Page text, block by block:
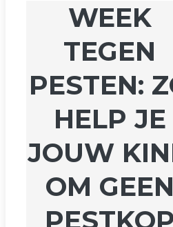
WEEK
TEGEN
PESTEN:
HELP JE
JOUW
OM GEEN
PESTKOP